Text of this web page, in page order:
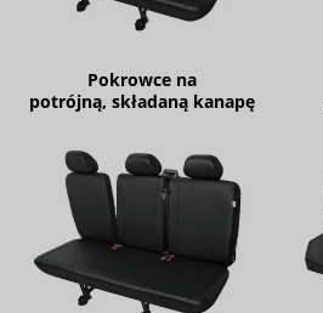
Pokrowce na
potrójną, składaną kanapę